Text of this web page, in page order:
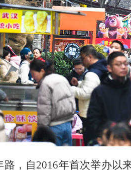
路，自2016年首次举办以